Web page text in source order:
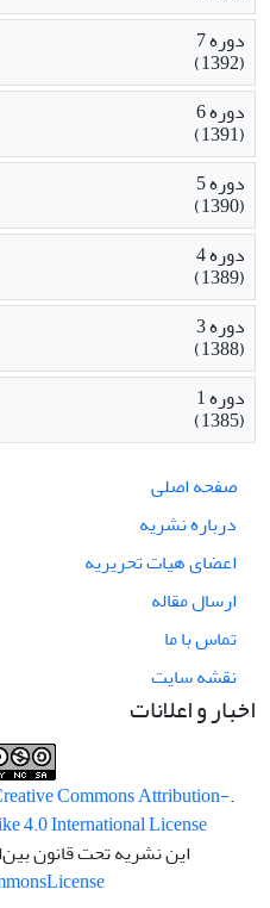
دوره 7
(1392)
دوره 6
(1391)
دوره 5
(1390)
دوره 4
(1389)
دوره 3
(1388)
دوره 1
(1385)
صفحه اصلی
درباره نشریه
اعضای هیات تحریریه
ارسال مقاله
تماس با ما
نقشه سایت
اخبار و اعلانات
.This work is licensed under a
Commons Attribution-
4.0 International License
این نشریه تحت قانون
License